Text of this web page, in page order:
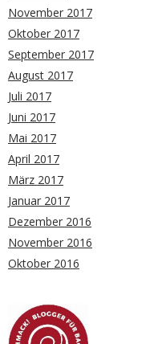
November 2017
Oktober 2017
September 2017
August 2017
Juli 2017
Juni 2017
Mai 2017
April 2017
März 2017
Januar 2017
Dezember 2016
November 2016
Oktober 2016